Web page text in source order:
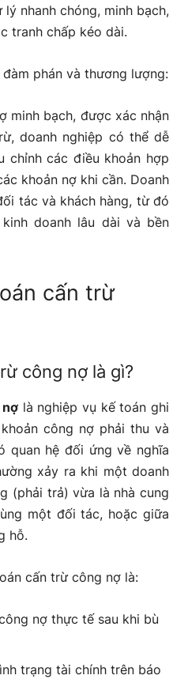
nhanh chóng, minh bạch,
tranh chấp kéo dài.
phán và thương lượng:
minh bạch, được xác nhận
doanh nghiệp có thể dễ
chỉnh các điều khoản hợp
khoản nợ khi cần. Doanh
tác và khách hàng, từ đó
doanh lâu dài và bền
cấn trừ
công nợ là gì?
là nghiệp vụ kế toán ghi
công nợ phải thu và
quan hệ đối ứng về nghĩa
xảy ra khi một doanh
(phải trả) vừa là nhà cung
một đối tác, hoặc giữa
hỗ.
cấn trừ công nợ là:
nợ thực tế sau khi bù
trạng tài chính trên báo